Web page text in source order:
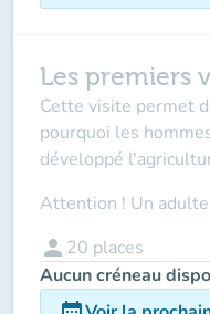
Les premiers
Cette visite permet
pourquoi les
développé
Attention ! Un
person 20 places
Aucun créneau